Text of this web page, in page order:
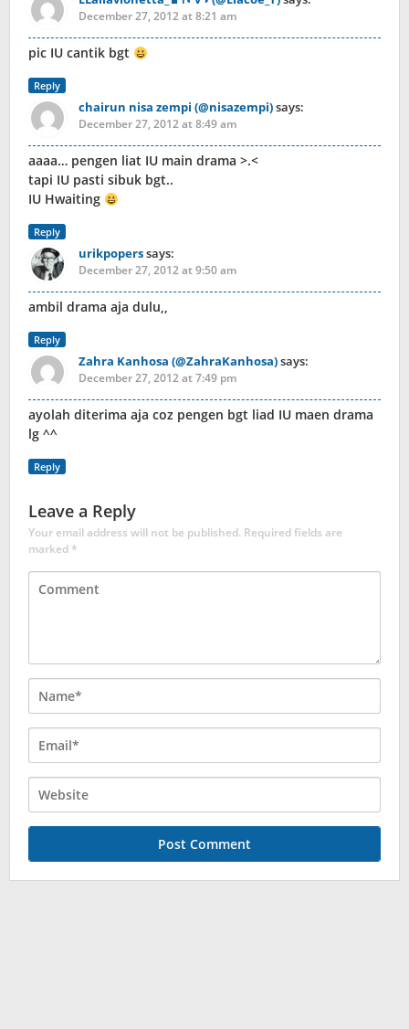
December 27, 2012 at 8:21 am
pic IU cantik bgt
Reply
chairun nisa zempi (@nisazempi)says:
December 27, 2012 at 8:49 am
aaaa… pengen liat IU main drama >.<
tapi IU pasti sibuk bgt..
IU Hwaiting
Reply
urikpoperssays:
December 27, 2012 at 9:50 am
ambil drama aja dulu,,
Reply
Zahra Kanhosa (@ZahraKanhosa)says:
December 27, 2012 at 7:49 pm
ayolah diterima aja coz pengen bgt liad IU maen drama
lg ^^
Reply
Leave a Reply
Your email address will not be published. Required fields are
marked*